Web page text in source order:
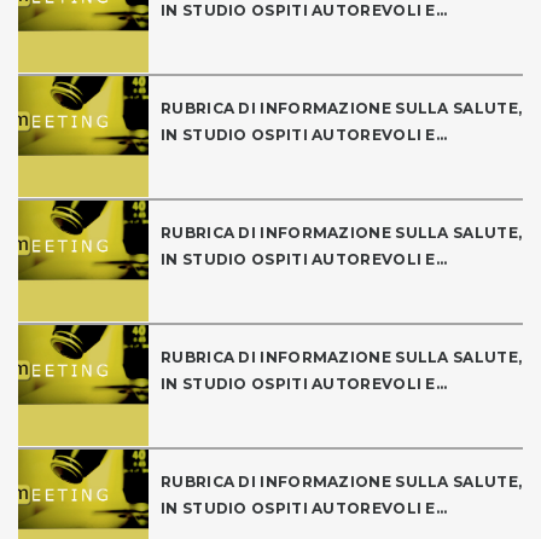
IN STUDIO OSPITI AUTOREVOLI E...
RUBRICA DI INFORMAZIONE SULLA SALUTE,
IN STUDIO OSPITI AUTOREVOLI E...
RUBRICA DI INFORMAZIONE SULLA SALUTE,
IN STUDIO OSPITI AUTOREVOLI E...
RUBRICA DI INFORMAZIONE SULLA SALUTE,
IN STUDIO OSPITI AUTOREVOLI E...
RUBRICA DI INFORMAZIONE SULLA SALUTE,
IN STUDIO OSPITI AUTOREVOLI E...